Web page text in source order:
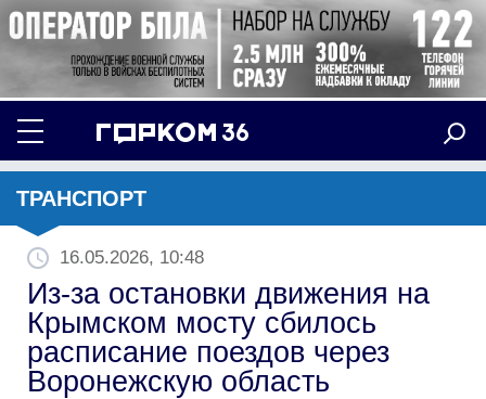
ТРАНСПОРТ
16.05.2026, 10:48
Из-за остановки движения на
Крымском мосту сбилось
расписание поездов через
Воронежскую область